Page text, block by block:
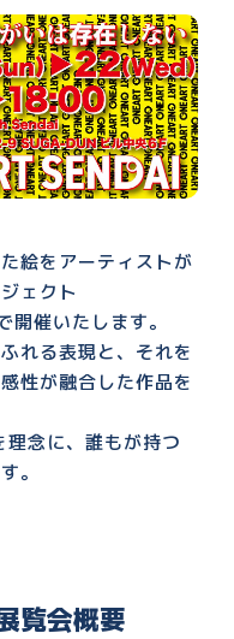
絵をアーティストが
ェクト
催いたします。
れる表現と、それを
性が融合した作品を
理念に、誰もが持つ
。
覧会概要